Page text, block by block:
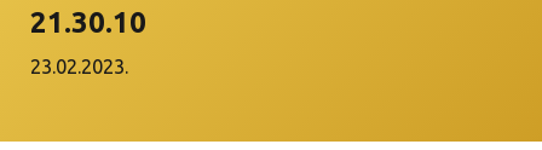
21.30.10
23.02.2023.